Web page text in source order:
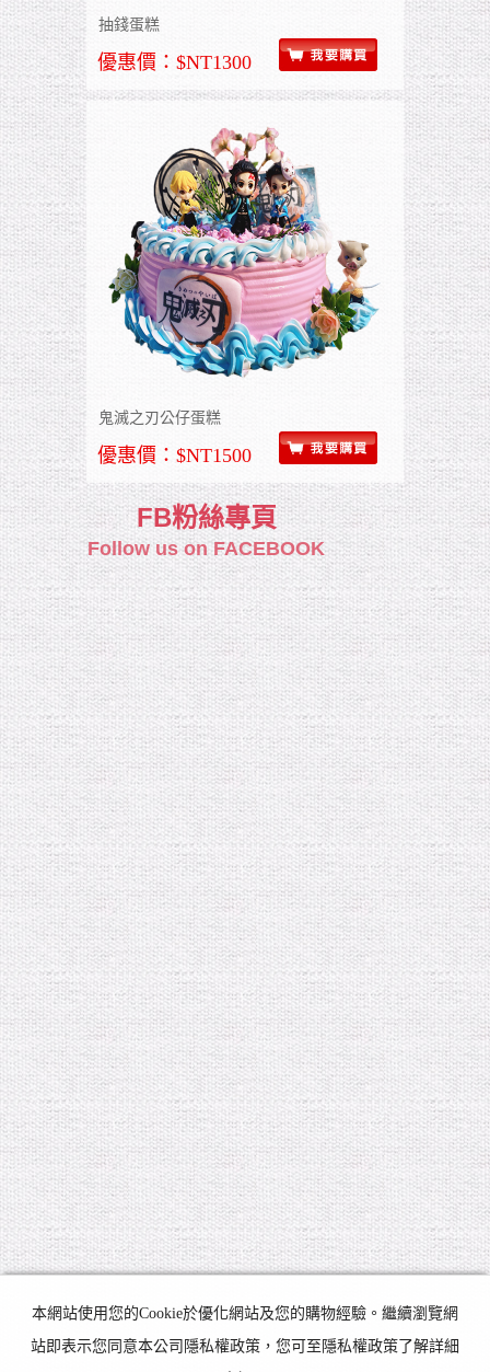
抽錢蛋糕
優惠價：$NT1300
鬼滅之刃公仔蛋糕
優惠價：$NT1500
FB粉絲專頁
Follow us on FACEBOOK
本網站使用您的Cookie於優化網站及您的購物經驗。繼續瀏覽網
站即表示您同意本公司隱私權政策，您可至隱私權政策了解詳細